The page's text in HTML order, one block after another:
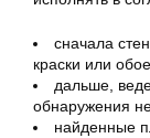
сначала
краски или
дальше,
обнаружения
найденные